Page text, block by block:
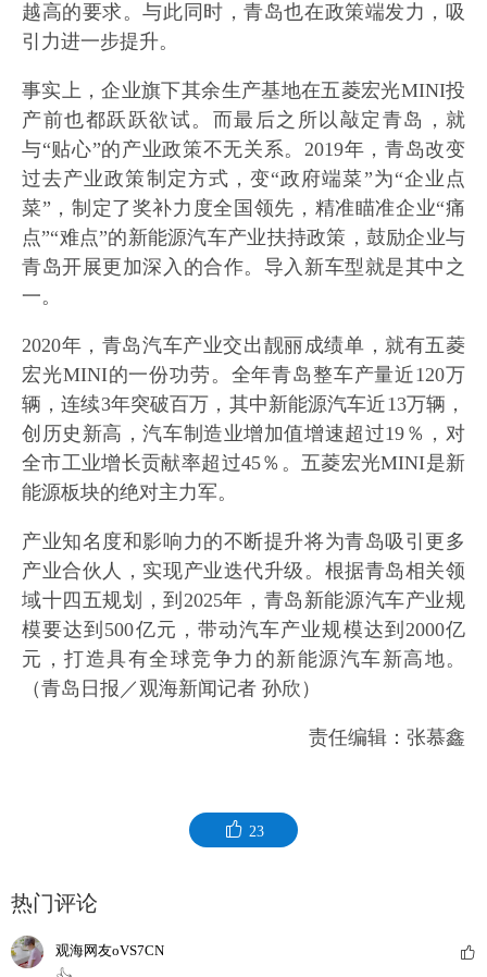
越高的要求。与此同时，青岛也在政策端发力，吸
引力进一步提升。
事实上，企业旗下其余生产基地在五菱宏光MINI投
产前也都跃跃欲试。而最后之所以敲定青岛，就
与“贴心”的产业政策不无关系。2019年，青岛改变
过去产业政策制定方式，变“政府端菜”为“企业点
菜”，制定了奖补力度全国领先，精准瞄准企业“痛
点”“难点”的新能源汽车产业扶持政策，鼓励企业与
青岛开展更加深入的合作。导入新车型就是其中之
一。
2020年，青岛汽车产业交出靓丽成绩单，就有五菱
宏光MINI的一份功劳。全年青岛整车产量近120万
辆，连续3年突破百万，其中新能源汽车近13万辆，
创历史新高，汽车制造业增加值增速超过19％，对
全市工业增长贡献率超过45％。五菱宏光MINI是新
能源板块的绝对主力军。
产业知名度和影响力的不断提升将为青岛吸引更多
产业合伙人，实现产业迭代升级。根据青岛相关领
域十四五规划，到2025年，青岛新能源汽车产业规
模要达到500亿元，带动汽车产业规模达到2000亿
元，打造具有全球竞争力的新能源汽车新高地。
（青岛日报／观海新闻记者 孙欣）
责任编辑：张慕鑫
23
热门评论
观海网友oVS7CN